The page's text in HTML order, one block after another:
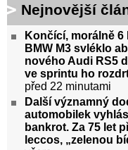
Nejnovější
Končící, morálně 6
BMW M3 svléklo
nového Audi RS5
ve sprintu ho
před 22 minutami
Další významný
automobilek
bankrot. Za 75 let
leccos, „zelenou